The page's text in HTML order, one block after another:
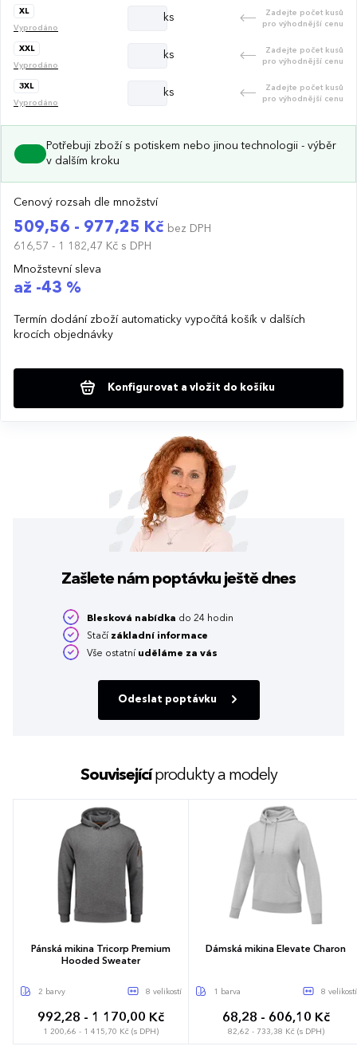
XL
Vyprodáno
ks
Zadejte počet kusů
pro výhodnější cenu
XXL
Vyprodáno
ks
Zadejte počet kusů
pro výhodnější cenu
3XL
Vyprodáno
ks
Zadejte počet kusů
pro výhodnější cenu
Potřebuji zboží s potiskem nebo jinou technologii - výběr
v dalším kroku
Cenový rozsah dle množství
509,56 - 977,25 Kč bez DPH
616,57 - 1 182,47 Kč s DPH
Množstevní sleva
až -43 %
Termín dodání zboží automaticky vypočítá košík v dalších
krocích objednávky
Konfigurovat a vložit do košíku
Zašlete nám poptávku ještě dnes
Blesková nabídka do 24 hodin
Stačí základní informace
Vše ostatní uděláme za vás
Odeslat poptávku
Souvisejícíprodukty a modely
Pánská mikina Tricorp Premium
Hooded Sweater
2 barvy 8 velikostí
992,28 - 1 170,00 Kč
1 200,66 - 1 415,70 Kč (s DPH)
Dámská mikina Elevate Charon
1 barva 8 velikostí
68,28 - 606,10 Kč
82,62 - 733,38 Kč (s DPH)